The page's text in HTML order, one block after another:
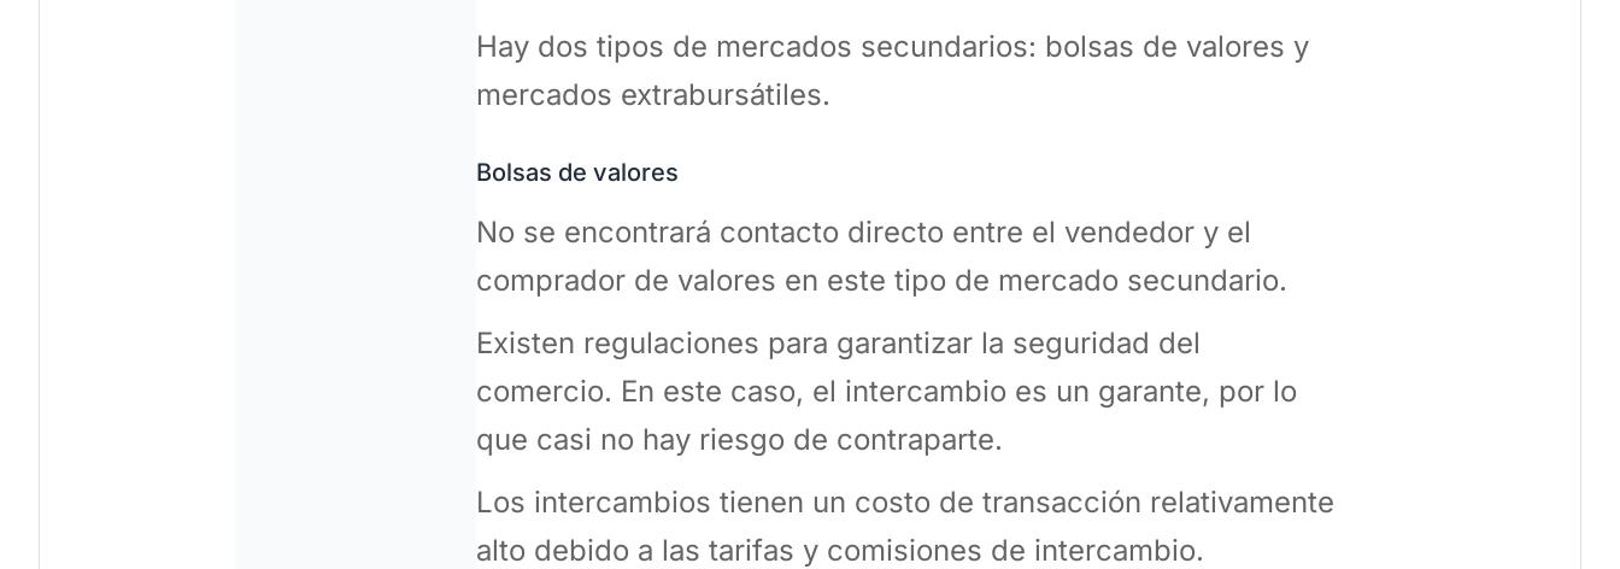
Hay dos tipos de mercados secundarios: bolsas de valores y
mercados extrabursátiles.
Bolsas de valores
No se encontrará contacto directo entre el vendedor y el
comprador de valores en este tipo de mercado secundario.
Existen regulaciones para garantizar la seguridad del
comercio. En este caso, el intercambio es un garante, por lo
que casi no hay riesgo de contraparte.
Los intercambios tienen un costo de transacción relativamente
alto debido a las tarifas y comisiones de intercambio.